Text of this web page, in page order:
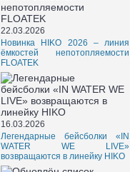
22.03.2026
Новинка HIKO 2026 – линия
ёмкостей непотопляемости
FLOATEK
16.03.2026
Легендарные бейсболки «IN
WATER WE LIVE»
возвращаются в линейку HIKO